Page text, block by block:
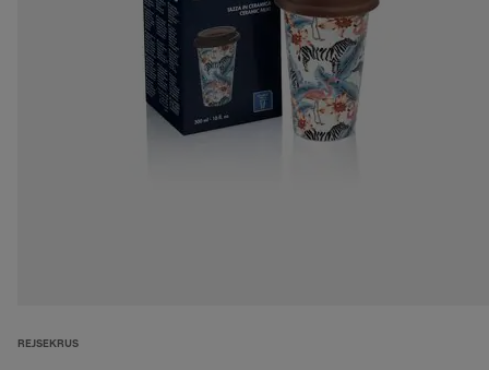
REJSEKRUS